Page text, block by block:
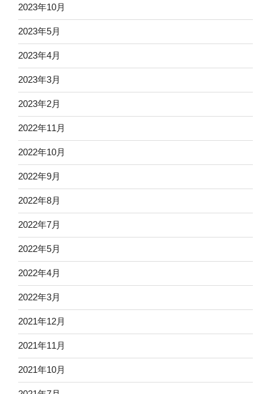
2023年10月
2023年5月
2023年4月
2023年3月
2023年2月
2022年11月
2022年10月
2022年9月
2022年8月
2022年7月
2022年5月
2022年4月
2022年3月
2021年12月
2021年11月
2021年10月